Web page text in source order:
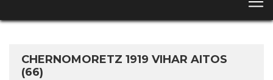
CHERNOMORETZ 1919 VIHAR AITOS
(66)